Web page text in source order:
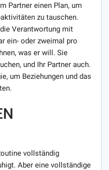
Partner einen Plan, um
zu tauschen.
Verantwortung mit
ein- oder zweimal pro
was er will. Sie
und Ihr Partner auch.
um Beziehungen und das
vollständig
Aber eine vollständige